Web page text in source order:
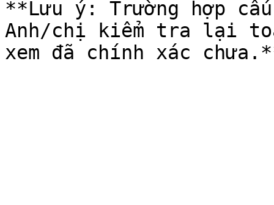
**Lưu ý: Trường hợp
Anh/chị kiểm tra lại